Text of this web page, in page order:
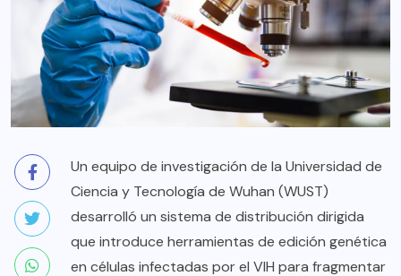
Un equipo de investigación de la Universidad de
Ciencia y Tecnología de Wuhan (WUST)
desarrolló un sistema de distribución dirigida
que introduce herramientas de edición genética
en células infectadas por el VIH para fragmentar